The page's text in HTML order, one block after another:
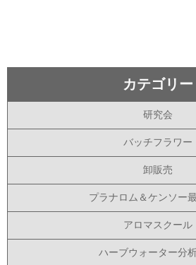
カテゴリー
研究会
バッチフラワー
卸販売
プラナロム＆ケンソー
アロマスクール
ハーブウォーター分